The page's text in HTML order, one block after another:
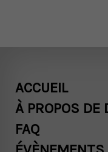
ACCUEIL
FAQ